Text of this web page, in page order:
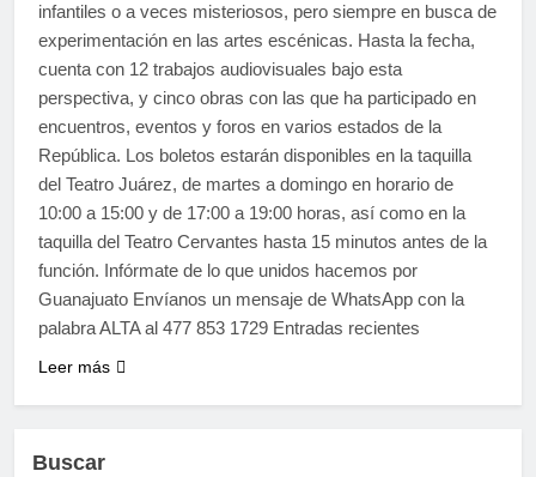
infantiles o a veces misteriosos, pero siempre en busca de
experimentación en las artes escénicas. Hasta la fecha,
cuenta con 12 trabajos audiovisuales bajo esta
perspectiva, y cinco obras con las que ha participado en
encuentros, eventos y foros en varios estados de la
República. Los boletos estarán disponibles en la taquilla
del Teatro Juárez, de martes a domingo en horario de
10:00 a 15:00 y de 17:00 a 19:00 horas, así como en la
taquilla del Teatro Cervantes hasta 15 minutos antes de la
función. Infórmate de lo que unidos hacemos por
Guanajuato Envíanos un mensaje de WhatsApp con la
palabra ALTA al 477 853 1729 Entradas recientes
Leer más
Buscar